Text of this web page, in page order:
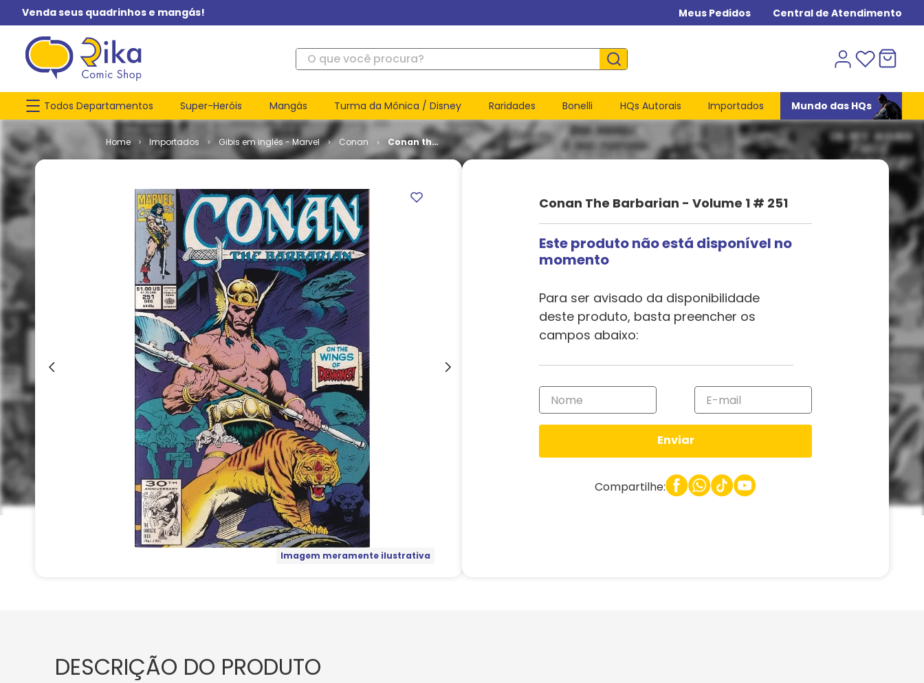
Venda seus quadrinhos e mangás! Meus Pedidos Central de Atendimento
O que você procura?
Todos Departamentos Super-Heróis Mangás Turma da Mônica / Disney Raridades Bonelli HQs Autorais Importados Mundo das HQs
Importados Gibis em inglês - Marvel Conan
Conan the
Barbarian
Imagem meramente ilustrativa
Conan The Barbarian - Volume 1 # 251
Este produto não está disponível no
momento
Para ser avisado da disponibilidade
deste produto, basta preencher os
campos abaixo:
Enviar
Compartilhe:
DESCRIÇÃO DO PRODUTO